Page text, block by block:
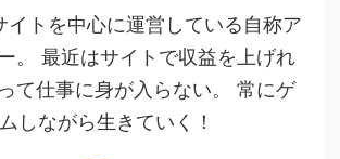
イトを中心に運営している自称ア
。 最近はサイトで収益を上げれ
て仕事に身が入らない。 常にゲ
しながら生きていく！